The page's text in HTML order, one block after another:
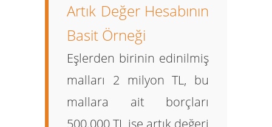
Artık Değer Hesabının
Basit Örneği
Eşlerden birinin edinilmiş
malları 2 milyon TL, bu
mallara ait borçları